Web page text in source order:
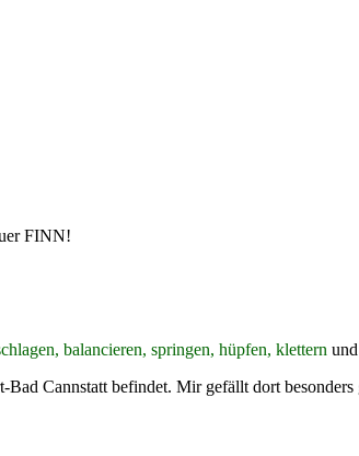
FINN!
balancieren, springen, hüpfen, klettern und
Cannstatt befindet. Mir gefällt dort